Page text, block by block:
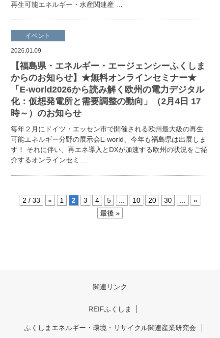
再生可能エネルギー・水産関連産 …
イベント
2026.01.09
【福島県・エネルギー・エージェンシーふくしま
からのお知らせ】★無料オンラインセミナー★
「E-world2026から読み解く欧州の電力デジタル
化：仮想発電所と需要調整の動向」（2月4日 17
時～）のお知らせ
毎年２月にドイツ・エッセン市で開催される欧州最大級の再生
可能エネルギー分野の展示会E-world、今年も福島県は出展しま
す！ それに伴い、再エネ導入とDXが加速する欧州の状況をご紹
介するオンラインセミ …
2 / 33 « 1 2 3 4 5 10 20 30
»
最後 »
関連リンク
REIFふくしま
ふくしまエネルギー・環境・リサイクル関連産業研究会